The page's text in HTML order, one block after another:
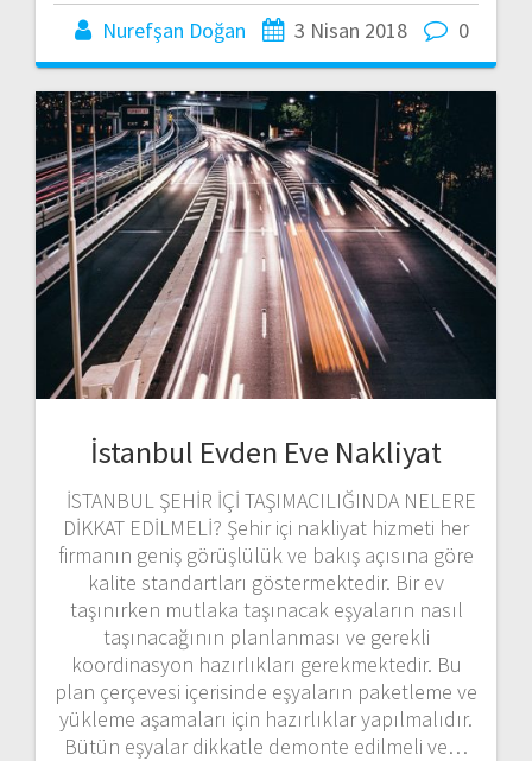
Nurefşan Doğan 3 Nisan 2018 0
İstanbul Evden Eve Nakliyat
İSTANBUL ŞEHİR İÇİ TAŞIMACILIĞINDA NELERE
DİKKAT EDİLMELİ? Şehir içi nakliyat hizmeti her
firmanın geniş görüşlülük ve bakış açısına göre
kalite standartları göstermektedir. Bir ev
taşınırken mutlaka taşınacak eşyaların nasıl
taşınacağının planlanması ve gerekli
koordinasyon hazırlıkları gerekmektedir. Bu
plan çerçevesi içerisinde eşyaların paketleme ve
yükleme aşamaları için hazırlıklar yapılmalıdır.
Bütün eşyalar dikkatle demonte edilmeli ve…